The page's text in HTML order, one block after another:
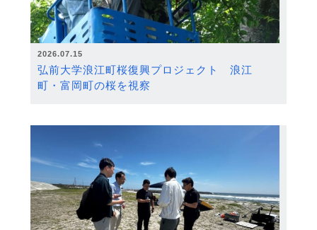
2026.07.15
弘前大学浪江町桜復興プロジェクト 浪江
町・富岡町の桜を視察